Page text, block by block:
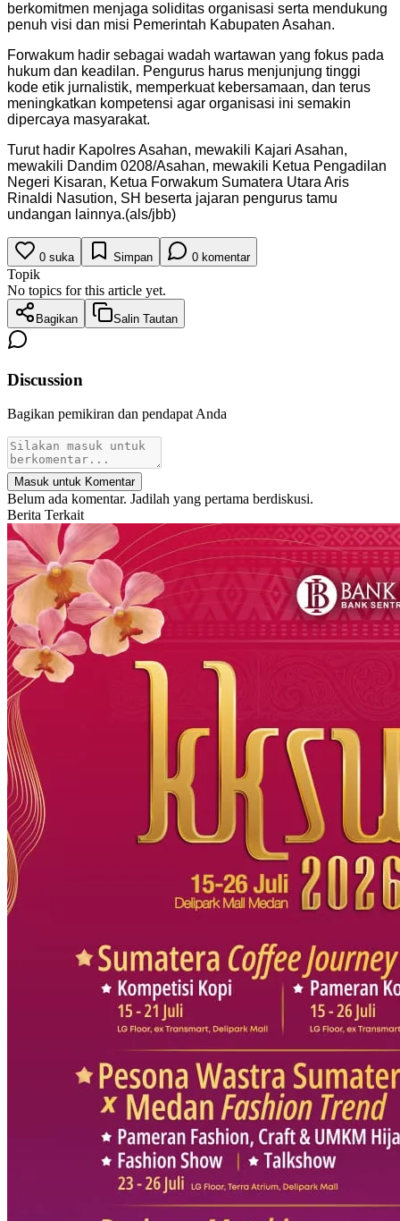
berkomitmen menjaga soliditas organisasi serta mendukung
penuh visi dan misi Pemerintah Kabupaten Asahan.
Forwakum hadir sebagai wadah wartawan yang fokus pada
hukum dan keadilan. Pengurus harus menjunjung tinggi
kode etik jurnalistik, memperkuat kebersamaan, dan terus
meningkatkan kompetensi agar organisasi ini semakin
dipercaya masyarakat.
Turut hadir Kapolres Asahan, mewakili Kajari Asahan,
mewakili Dandim 0208/Asahan, mewakili Ketua Pengadilan
Negeri Kisaran, Ketua Forwakum Sumatera Utara Aris
Rinaldi Nasution, SH beserta jajaran pengurus tamu
undangan lainnya.(als/jbb)
0 suka Simpan 0 komentar
Topik
No topics for this article yet.
Bagikan Salin Tautan
Discussion
Bagikan pemikiran dan pendapat Anda
Masuk untuk Komentar
Belum ada komentar. Jadilah yang pertama berdiskusi.
Berita Terkait